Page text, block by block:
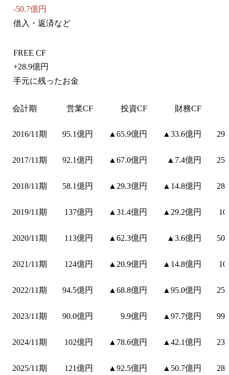
-50.7億円
借入・返済など
FREE CF
+28.9億円
手元に残ったお金
会計期 営業CF 投資CF 財務CF
2016/11期 95.1億円 ▲65.9億円 ▲33.6億円
2017/11期 92.1億円 ▲67.0億円 ▲7.4億円
2018/11期 58.1億円 ▲29.3億円 ▲14.8億円
2019/11期 137億円 ▲31.4億円 ▲29.2億円
2020/11期 113億円 ▲62.3億円 ▲3.6億円
2021/11期 124億円 ▲20.9億円 ▲14.8億円
2022/11期 94.5億円 ▲68.8億円 ▲95.0億円
2023/11期 90.0億円 9.9億円 ▲97.7億円
2024/11期 102億円 ▲78.6億円 ▲42.1億円
2025/11期 121億円 ▲92.5億円 ▲50.7億円